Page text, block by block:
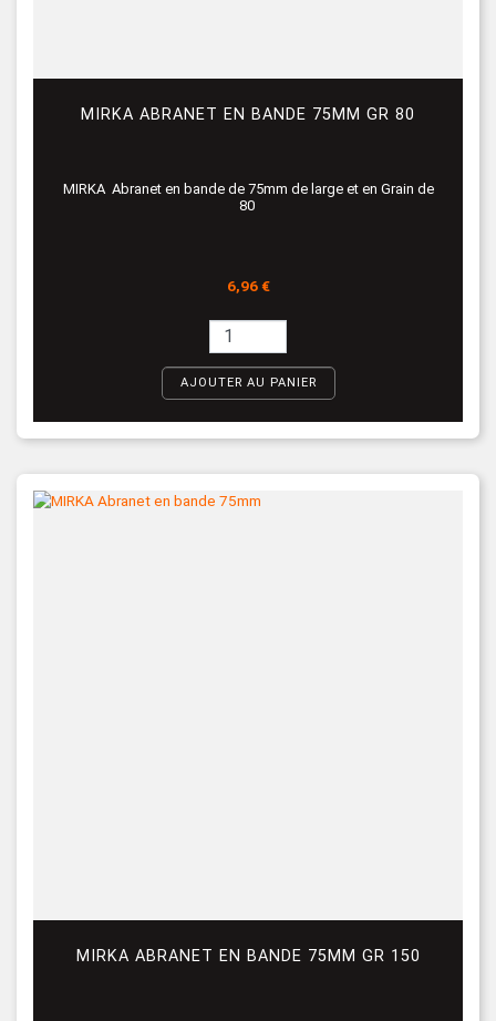
MIRKA ABRANET EN BANDE 75MM GR 80
MIRKA Abranet en bande de 75mm de large et en Grain de
80
Prix
6,96 €
AJOUTER AU PANIER
MIRKA ABRANET EN BANDE 75MM GR 150